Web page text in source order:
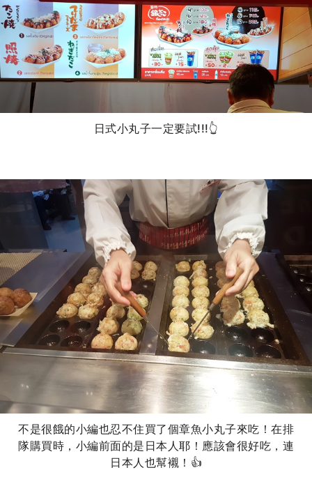
日式小丸子一定要試!!!👆
不是很餓的小編也忍不住買了個章魚小丸子來吃！在排
隊購買時，小編前面的是日本人耶！應該會很好吃，連
日本人也幫襯！👍